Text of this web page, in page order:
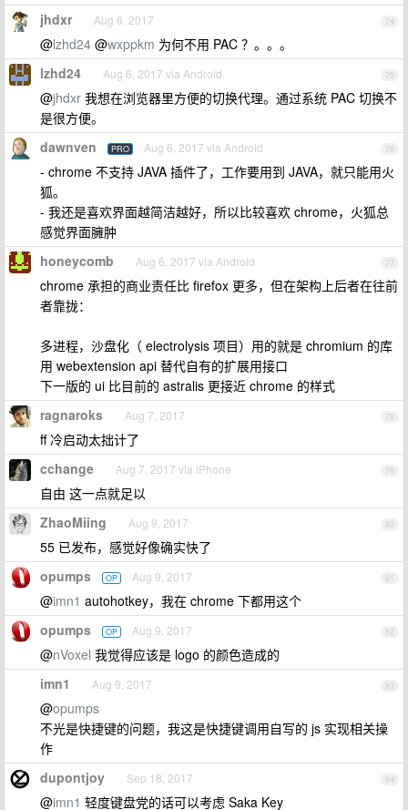
74
jhdxr Aug 6, 2017
@lzhd24 @wxppkm 为何不用 PAC ？。。。
75
lzhd24 Aug 6, 2017 via Android
@jhdxr 我想在浏览器里方便的切换代理。通过系统 PAC 切换不
是很方便。
76
dawnven PRO Aug 6, 2017 via Android
- chrome 不支持 JAVA 插件了，工作要用到 JAVA，就只能用火
狐。
- 我还是喜欢界面越简洁越好，所以比较喜欢 chrome，火狐总
感觉界面臃肿
77
honeycomb Aug 6, 2017 via Android
chrome 承担的商业责任比 firefox 更多，但在架构上后者在往前
者靠拢：
多进程，沙盘化（ electrolysis 项目）用的就是 chromium 的库
用 webextension api 替代自有的扩展用接口
下一版的 ui 比目前的 astralis 更接近 chrome 的样式
78
ragnaroks Aug 7, 2017
ff 冷启动太拙计了
79
cchange Aug 7, 2017 via iPhone
自由 这一点就足以
80
ZhaoMiing Aug 9, 2017
55 已发布，感觉好像确实快了
81
opumps OP Aug 9, 2017
@imn1 autohotkey，我在 chrome 下都用这个
82
opumps OP Aug 9, 2017
@nVoxel 我觉得应该是 logo 的颜色造成的
83
imn1 Aug 9, 2017
@opumps
不光是快捷键的问题，我这是快捷键调用自写的 js 实现相关操
作
84
dupontjoy Sep 18, 2017
@imn1 轻度键盘党的话可以考虑 Saka Key